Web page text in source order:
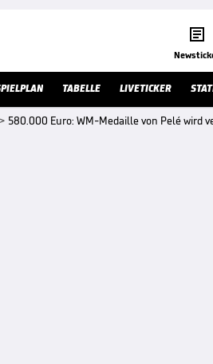

TABELLE LIVETICKER
> 580.000 Euro: WM-Medaille von Pelé wird